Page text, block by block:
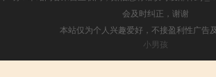
会及时纠正，谢谢
本站仅为个人兴趣爱好，不接盈利性广告
小男孩